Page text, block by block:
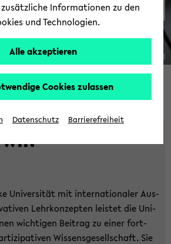
Zu un­se­rem An­spruch
© Uni­ver­si­tät Bie­le­feld
Uni­ver­si­tät mit in­ter­na­tio­na­ler Aus­
Lehr­kon­zep­ten leis­tet die Uni­
wich­ti­gen Bei­trag zu einer fort­
Wis­sens­ge­sell­schaft. Sie
Informationen zu den
und Technologien.
Alle akzeptieren
Cookies zulassen
Datenschutz Barrierefreiheit